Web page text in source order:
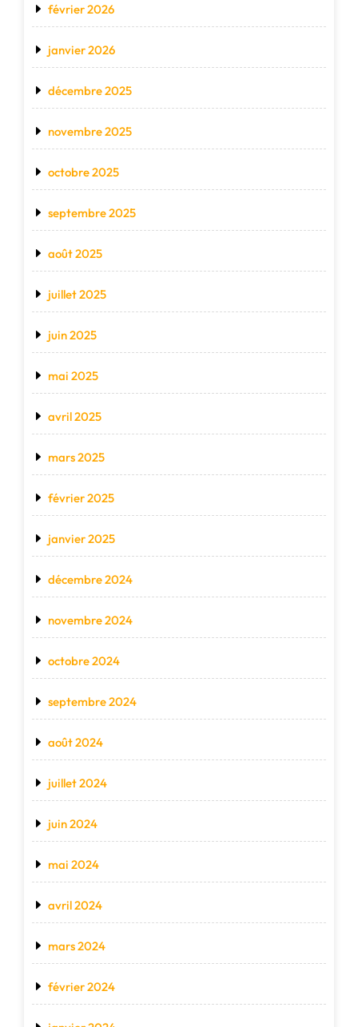
février 2026
janvier 2026
décembre 2025
novembre 2025
octobre 2025
septembre 2025
août 2025
juillet 2025
juin 2025
mai 2025
avril 2025
mars 2025
février 2025
janvier 2025
décembre 2024
novembre 2024
octobre 2024
septembre 2024
août 2024
juillet 2024
juin 2024
mai 2024
avril 2024
mars 2024
février 2024